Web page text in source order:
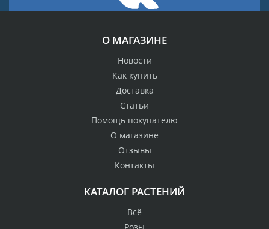
О МАГАЗИНЕ
Новости
Как купить
Доставка
Статьи
Помощь покупателю
О магазине
Отзывы
Контакты
КАТАЛОГ РАСТЕНИЙ
Всё